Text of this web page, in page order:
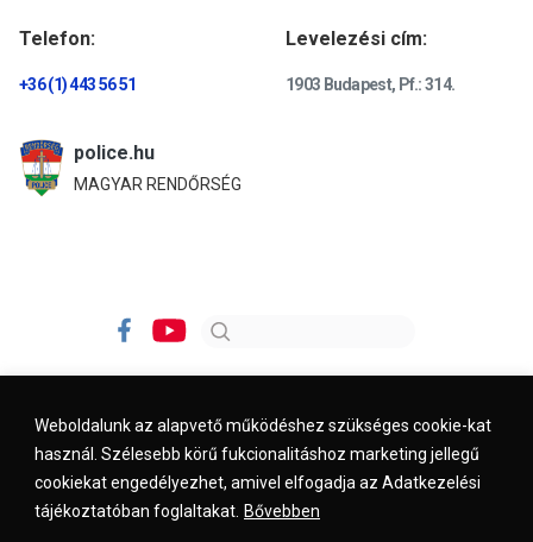
Weboldalunk az alapvető működéshez szükséges cookie-kat
használ. Szélesebb körű fukcionalitáshoz marketing jellegű
cookiekat engedélyezhet, amivel elfogadja az Adatkezelési
tájékoztatóban foglaltakat. Bővebben
Telefon:
+36 (1) 443 56 51
Levelezési cím:
1903 Budapest, Pf.: 314.
police.hu
MAGYAR RENDŐRSÉG
Impresszum Kapcsolat Jogi nyilatkozat